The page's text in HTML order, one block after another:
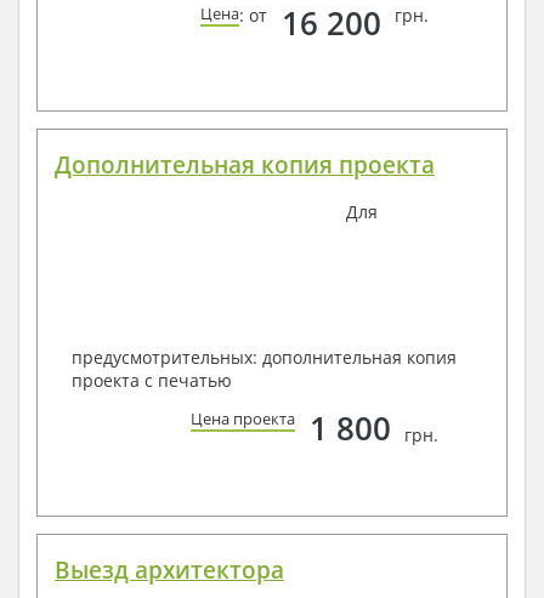
Цена: от 16 200 грн.
Дополнительная копия проекта
Для
предусмотрительных: дополнительная копия
проекта с печатью
Цена проекта 1 800 грн.
Выезд архитектора